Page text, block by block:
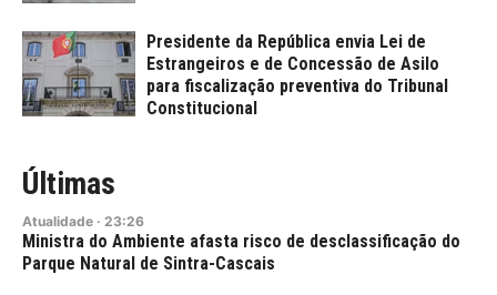
Presidente da República envia Lei de
Estrangeiros e de Concessão de Asilo
para fiscalização preventiva do Tribunal
Constitucional
Últimas
Atualidade · 23:26
Ministra do Ambiente afasta risco de desclassificação do
Parque Natural de Sintra-Cascais